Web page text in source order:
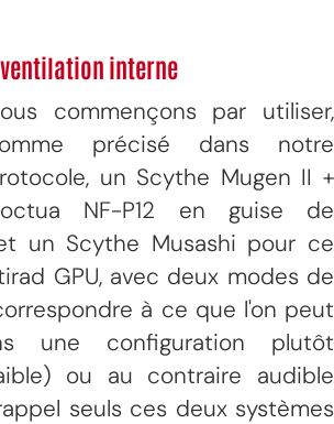
interne
commençons par utiliser,
précisé dans notre
un Scythe Mugen II +
NF-P12 en guise de
un Scythe Musashi pour ce
GPU, avec deux modes de
à ce que l'on peut
une configuration plutôt
ou au contraire audible
seuls ces deux systèmes